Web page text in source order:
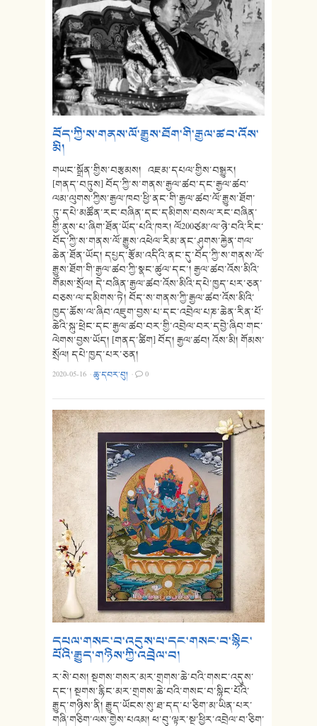
བོད་ཀྱི་ས་གནས་ལོ་རྒྱུས་ཐོག་གི་རྒྱལ་ཚབ་འོས་
མི།
གཡང་སྒྲོན་གྱིས་བརྩམས། འཇམ་དཔལ་གྱིས་བསྒྱུར།
[གནད་བཏུས] བོད་ཀྱི་ས་གནས་རྒྱལ་ཚབ་དང་རྒྱལ་ཚབ་
ལམ་ལུགས་ཀྱིས་རྒྱལ་ཁབ་ཕྱི་ནང་གི་རྒྱལ་ཚབ་ལོ་རྒྱུས་ཐོག་
ཏུ་དཔེ་མཚོན་རང་བཞིན་དང་དམིགས་བསལ་རང་བཞིན་
གྱི་ནུས་པ་ཞིག་ཐོན་ཡོད་པའི་ཁར། ལོ200ཙམ་ལ་ཉེ་བའི་རིང་
བོད་ཀྱི་ས་གནས་ལོ་རྒྱུས་འཕེལ་རིམ་ནང་ཤུགས་རྐྱེན་གལ་
ཆེན་ཐོན་ཡོད། དཔྱད་རྩོམ་འདིའི་ནང་དུ་བོད་ཀྱི་ས་གནས་ལོ་
རྒྱུས་ཐོག་གི་རྒྱལ་ཚབ་ཀྱི་སྣང་ཚུལ་དང་། རྒྱལ་ཚབ་འོས་མིའི་
གོམས་སྲོལ། དེ་བཞིན་རྒྱལ་ཚབ་འོས་མིའི་དཔེ་ཁྱད་པར་ཅན་
བཅས་ལ་དམིགས་ཏེ། བོད་ས་གནས་ཀྱི་རྒྱལ་ཚབ་འོས་མིའི་
ཁྱད་ཆོས་ལ་ཞིབ་འཇུག་བྱས་པ་དང་འབྲེལ་པཎ་ཆེན་རིན་པོ་
ཆེའི་སྐུ་ཕྲེང་དང་རྒྱལ་ཚབ་བར་གྱི་འབྲེལ་བར་དབྱེ་ཞིབ་གང་
ལེགས་བྱས་ཡོད། [གནད་ཚིག] བོད། རྒྱལ་ཚབ། འོས་མི། གོམས་
སྲོལ། དཔེ་ཁྱད་པར་ཅན།
2020-05-16 ·ཆུ་དབར་བུ། · 0
དཔལ་གསང་བ་འདུས་པ་དང་གསང་བ་སྙིང་
པོའི་རྒྱུད་གཉིས་ཀྱི་འབྲེལ་བ།
ར་སེ་བས། སྔགས་གསར་མར་གྲགས་ཆེ་བའི་གསང་འདུས་
དང་། སྔགས་རྙིང་མར་གྲགས་ཆེ་བའི་གསང་བ་སྙིང་པོའི་
རྒྱུད་གཉིས་ནི། རྒྱུད་ཡོངས་སུ་ཐ་དད་པ་ཅིག་མ་ཡིན་པར་
གཞི་གཅིག་ལས་གྱེས་པའམ། ཕ་བུ་ལྟར་སྔ་ཕྱིར་འབྲེལ་བ་ཅིག་